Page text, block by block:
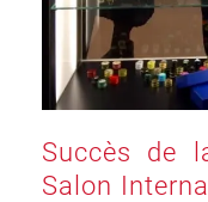
Succès de
Salon